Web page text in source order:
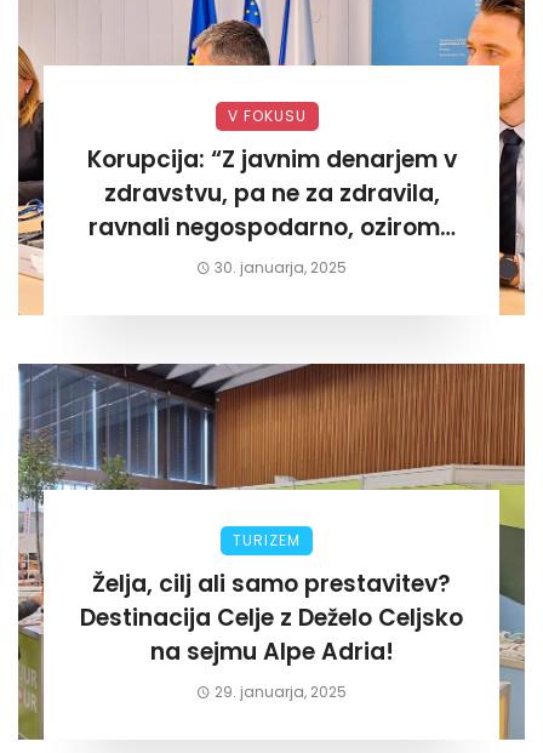
V FOKUSU
Korupcija: “Z javnim denarjem v
zdravstvu, pa ne za zdravila,
ravnali negospodarno, oziroma
za lastni žep. Tokrat na Žalskem«
30. januarja, 2025
TURIZEM
Želja, cilj ali samo prestavitev?
Destinacija Celje z Deželo Celjsko
na sejmu Alpe Adria!
29. januarja, 2025